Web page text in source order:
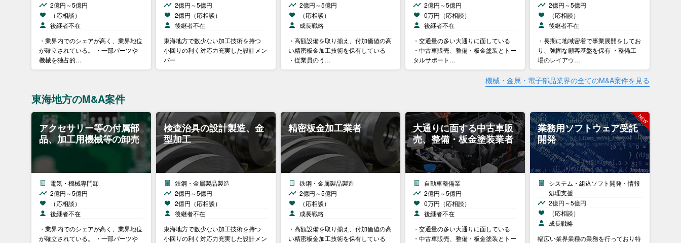
2億円～5億円
（応相談）
後継者不在
・業界内でのシェアが高く、業界地位
が確立されている。 ・一部パーツや
機械を独占的…
2億円～5億円
2億円（応相談）
後継者不在
東海地方で数少ない加工技術を持つ
小回りの利く対応力​ 充実した設計メン
バー​
2億円～5億円
（応相談）
成長戦略
・高額設備を取り揃え、付加価値の高
い精密板金加工技術を保有している
・従業員のう…
2億円～5億円
0万円（応相談）
後継者不在
・交通量の多い大通りに面している
・中古車販売、整備・板金塗装とトー
タルサポート…
2億円～5億円
（応相談）
後継者不在
・長期に地域密着で事業展開をしてお
り、強固な顧客基盤を保有 ・整備工
場のレイアウ…
機械・金属・電子部品業界の全てのM&A案件を見る
東海地方のM&A案件
アクセサリー等の付属部
品、加工用機械等の卸売
電気・機械専門卸
2億円～5億円
（応相談）
後継者不在
・業界内でのシェアが高く、業界地位
が確立されている。 ・一部パーツや
検査治具の設計製造、金
型加工
鉄鋼・金属製品製造
2億円～5億円
2億円（応相談）
後継者不在
東海地方で数少ない加工技術を持つ
小回りの利く対応力​ 充実した設計メン
精密板金加工業者
鉄鋼・金属製品製造
2億円～5億円
（応相談）
成長戦略
・高額設備を取り揃え、付加価値の高
い精密板金加工技術を保有している
大通りに面する中古車販
売、整備・板金塗装業者
自動車整備業
2億円～5億円
0万円（応相談）
後継者不在
・交通量の多い大通りに面している
・中古車販売、整備・板金塗装とトー
業務用ソフトウェア受託
開発
システム・組込ソフト開発・情報
処理支援
2億円～5億円
（応相談）
成長戦略
幅広い業界業種の業務を行っており特